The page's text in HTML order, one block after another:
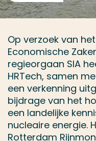
Op verzoek van
Economische
regieorgaan SIA
HRTech, samen
een verkenning
bijdrage van het
een landelijke
nucleaire energie.
Rotterdam